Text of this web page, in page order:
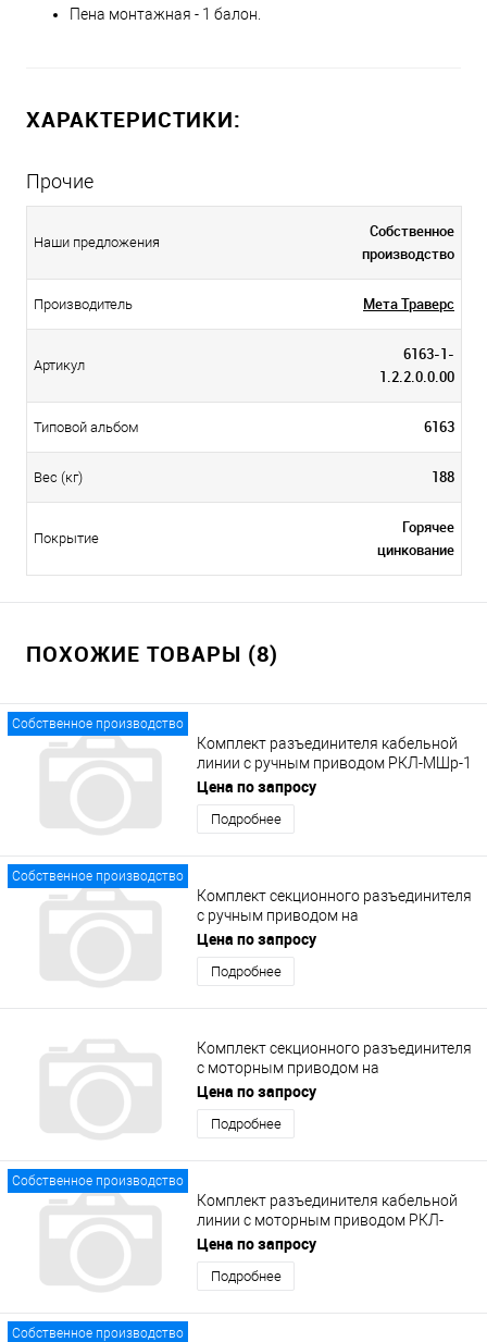
Пена монтажная - 1 балон.
ХАРАКТЕРИСТИКИ:
Прочие
Наши предложения
Собственное
производство
Производитель Мета Траверс
Артикул
6163-1-
1.2.2.0.0.00
Типовой альбом 6163
Вес (кг) 188
Покрытие
Горячее
цинкование
ПОХОЖИЕ ТОВАРЫ (8)
Собственное производство
Комплект разъединителя кабельной
линии с ручным приводом РКЛ-МШр-1
(8135-1-1.1.0.0.0.00)
Цена по запросу
Подробнее
Собственное производство
Комплект секционного разъединителя
с ручным приводом на
промежуточной опоре СРП-МШр-1
(8135-1-2.1.0.0.0.00)
Цена по запросу
Подробнее
Комплект секционного разъединителя
с моторным приводом на
промежуточной опоре СРП-МШм-4
(8135-1-2.2.0.0.0.00-03)
Цена по запросу
Подробнее
Собственное производство
Комплект разъединителя кабельной
линии с моторным приводом РКЛ-
МШм-1 (8135-1-1.2.0.0.0.00)
Цена по запросу
Подробнее
Собственное производство